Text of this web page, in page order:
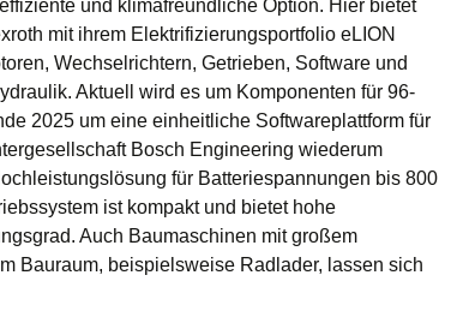
und klimafreundliche Option. Hier bietet
mit ihrem Elektrifizierungsportfolio eLION
Wechselrichtern, Getrieben, Software und
Aktuell wird es um Komponenten für 96-
2025 um eine einheitliche Softwareplattform für
Bosch Engineering wiederum
für Batteriespannungen bis 800
ist kompakt und bietet hohe
Auch Baumaschinen mit großem
Bauraum, beispielsweise Radlader, lassen sich